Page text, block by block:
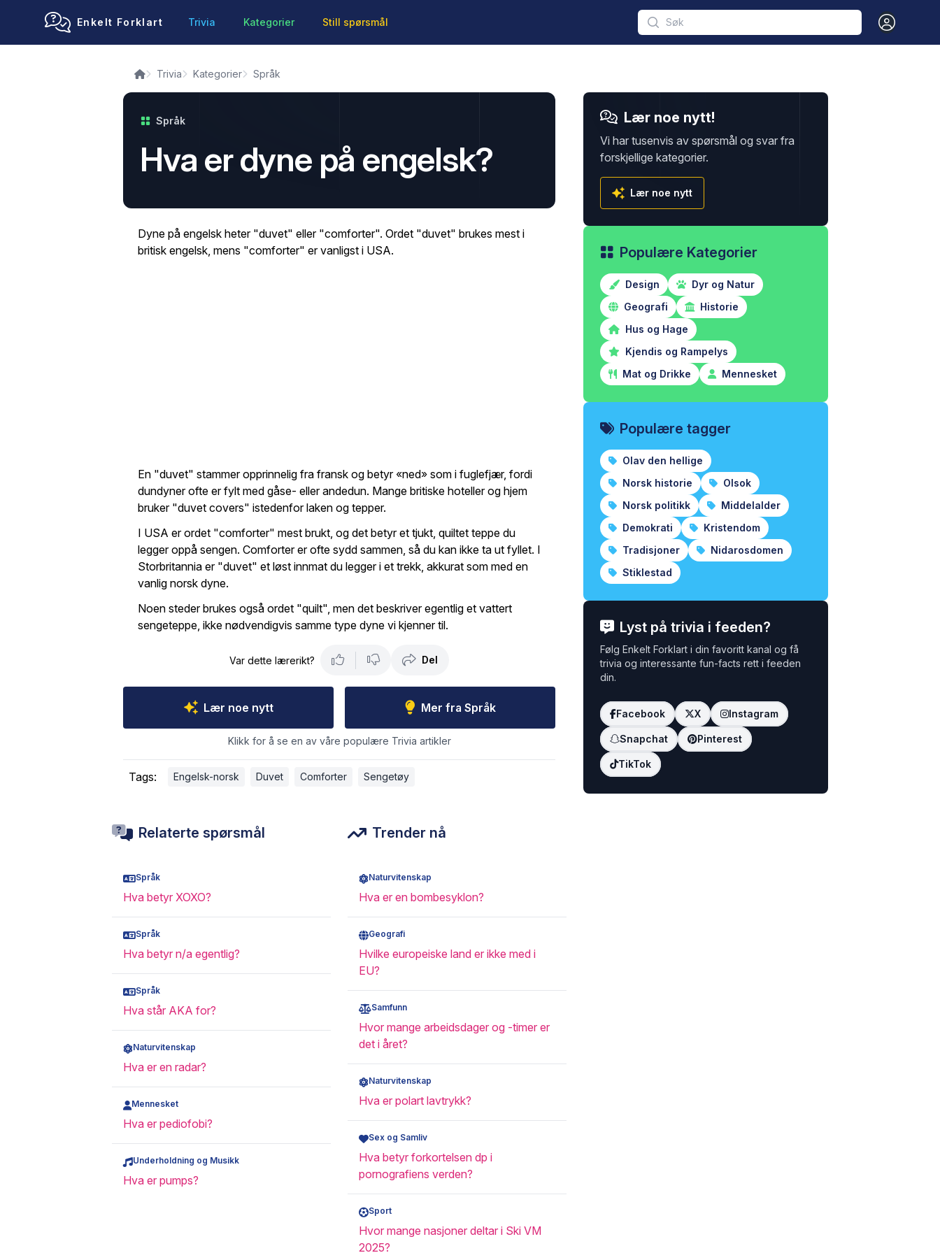
Enkelt Forklart Trivia Kategorier Still spørsmål Open user
Trivia Kategorier Språk
Språk
Hva er dyne på engelsk?
Dyne på engelsk heter "duvet" eller "comforter". Ordet "duvet" brukes mest i
britisk engelsk, mens "comforter" er vanligst i USA.
En "duvet" stammer opprinnelig fra fransk og betyr «ned» som i fuglefjær, fordi
dundyner ofte er fylt med gåse- eller andedun. Mange britiske hoteller og hjem
bruker "duvet covers" istedenfor laken og tepper.
I USA er ordet "comforter" mest brukt, og det betyr et tjukt, quiltet teppe du
legger oppå sengen. Comforter er ofte sydd sammen, så du kan ikke ta ut fyllet. I
Storbritannia er "duvet" et løst innmat du legger i et trekk, akkurat som med en
vanlig norsk dyne.
Noen steder brukes også ordet "quilt", men det beskriver egentlig et vattert
sengeteppe, ikke nødvendigvis samme type dyne vi kjenner til.
Var dette lærerikt? Del
Lær noe nytt Mer fra Språk
Klikk for å se en av våre populære Trivia artikler
Tags: Engelsk-norsk Duvet Comforter Sengetøy
Relaterte spørsmål
Språk
Hva betyr XOXO?
Språk
Hva betyr n/a egentlig?
Språk
Hva står AKA for?
Naturvitenskap
Hva er en radar?
Mennesket
Hva er pediofobi?
Underholdning og Musikk
Hva er pumps?
Trender nå
Naturvitenskap
Hva er en bombesyklon?
Geografi
Hvilke europeiske land er ikke med i
EU?
Samfunn
Hvor mange arbeidsdager og -timer er
det i året?
Naturvitenskap
Hva er polart lavtrykk?
Sex og Samliv
Hva betyr forkortelsen dp i
pornografiens verden?
Sport
Hvor mange nasjoner deltar i Ski VM
2025?
Lær noe nytt!
Vi har tusenvis av spørsmål og svar fra
forskjellige kategorier.
Lær noe nytt
Populære Kategorier
Design
Dyr og Natur
Geografi
Historie
Hus og Hage
Kjendis og Rampelys
Mat og Drikke
Mennesket
Populære tagger
Olav den hellige
Norsk historie
Olsok
Norsk politikk
Middelalder
Demokrati
Kristendom
Tradisjoner
Nidarosdomen
Stiklestad
Lyst på trivia i feeden?
Følg Enkelt Forklart i din favoritt kanal og få
trivia og interessante fun-facts rett i feeden
din.
Facebook X Instagram
Snapchat Pinterest
TikTok